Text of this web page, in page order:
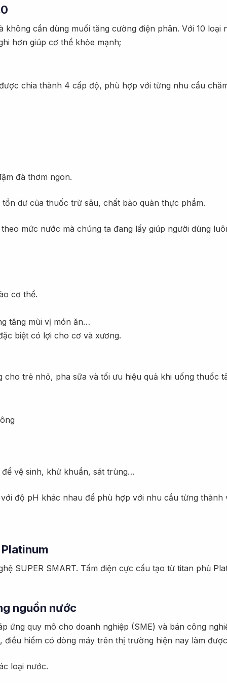
cần dùng muối tăng cường điện phân. Với 10 loại
hơn giúp cơ thể khỏe mạnh;
chia thành 4 cấp độ, phù hợp với từng nhu cầu
đà thơm ngon.
dư của thuốc trừ sâu, chất bảo quản thực phẩm.
mức nước mà chúng ta đang lấy giúp người dùng
cơ thể.
tăng mùi vị món ăn…
biệt có lợi cho cơ và xương.
trẻ nhỏ, pha sữa và tối ưu hiệu quả khi uống thuốc
vệ sinh, khử khuẩn, sát trùng…
độ pH khác nhau để phù hợp với nhu cầu từng thành
SUPER SMART. Tấm điện cực cấu tạo từ titan phủ
nguồn nước
ứng quy mô cho doanh nghiệp (SME) và bán công
hiếm có dòng máy trên thị trường hiện nay làm
loại nước.